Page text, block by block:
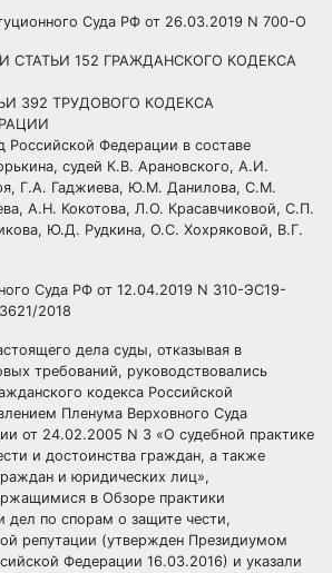
Суда РФ от 26.03.2019 N 700-О
СТАТЬИ 152 ГРАЖДАНСКОГО КОДЕКСА
392 ТРУДОВОГО КОДЕКСА
Российской Федерации в составе
судей К.В. Арановского, А.И.
Г.А. Гаджиева, Ю.М. Данилова, С.М.
А.Н. Кокотова, Л.О. Красавчиковой, С.П.
Ю.Д. Рудкина, О.С. Хохряковой, В.Г.
Суда РФ от 12.04.2019 N 310-ЭС19-
2018
дела суды, отказывая в
требований, руководствовались
кодекса Российской
Пленума Верховного Суда
от 24.02.2005 N 3 «О судебной практике
и достоинства граждан, а также
и юридических лиц»,
в Обзоре практики
дел по спорам о защите чести,
репутации (утвержден Президиумом
Федерации 16.03.2016) и указали